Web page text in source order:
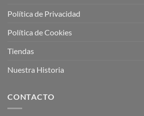
Política de Privacidad
Política de Cookies
Tiendas
Nuestra Historia
CONTACTO